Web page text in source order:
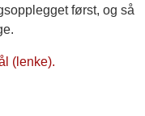
først, og så
(lenke).